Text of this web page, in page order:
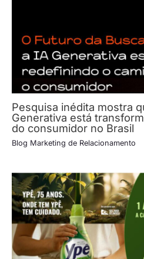
Pesquisa inédita mostra
Generativa está
do consumidor no Brasil
Blog Marketing de Relacionamento